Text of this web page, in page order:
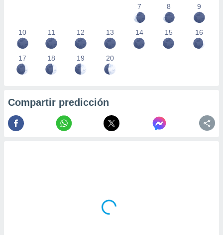
7
8 9
10 11 12 13 14 15 16
17 18 19 20
Compartir predicción